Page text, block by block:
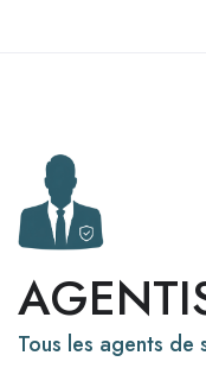
Tous les agents de